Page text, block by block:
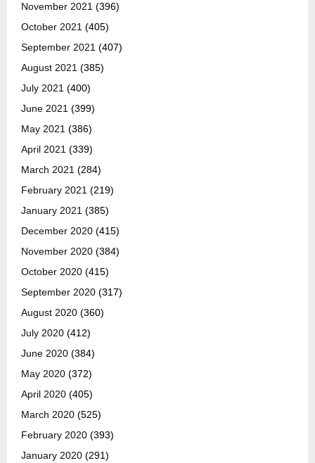
November 2021 (396)
October 2021 (405)
September 2021 (407)
August 2021 (385)
July 2021 (400)
June 2021 (399)
May 2021 (386)
April 2021 (339)
March 2021 (284)
February 2021 (219)
January 2021 (385)
December 2020 (415)
November 2020 (384)
October 2020 (415)
September 2020 (317)
August 2020 (360)
July 2020 (412)
June 2020 (384)
May 2020 (372)
April 2020 (405)
March 2020 (525)
February 2020 (393)
January 2020 (291)